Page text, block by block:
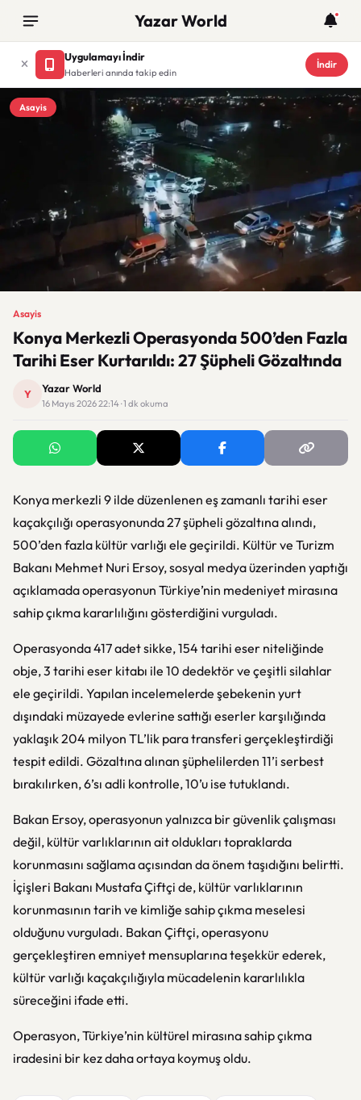
Yazar World
Uygulamayı İndir
Haberleri anında takip edin
İndir
Asayis
Asayis
Konya Merkezli Operasyonda 500’den Fazla
Tarihi Eser Kurtarıldı: 27 Şüpheli Gözaltında
Y Yazar World
16 Mayıs 2026 22:14 · 1 dk okuma
Konya merkezli 9 ilde düzenlenen eş zamanlı tarihi eser
kaçakçılığı operasyonunda 27 şüpheli gözaltına alındı,
500’den fazla kültür varlığı ele geçirildi. Kültür ve Turizm
Bakanı Mehmet Nuri Ersoy, sosyal medya üzerinden yaptığı
açıklamada operasyonun Türkiye’nin medeniyet mirasına
sahip çıkma kararlılığını gösterdiğini vurguladı.
Operasyonda 417 adet sikke, 154 tarihi eser niteliğinde
obje, 3 tarihi eser kitabı ile 10 dedektör ve çeşitli silahlar
ele geçirildi. Yapılan incelemelerde şebekenin yurt
dışındaki müzayede evlerine sattığı eserler karşılığında
yaklaşık 204 milyon TL’lik para transferi gerçekleştirdiği
tespit edildi. Gözaltına alınan şüphelilerden 11’i serbest
bırakılırken, 6’sı adli kontrolle, 10’u ise tutuklandı.
Bakan Ersoy, operasyonun yalnızca bir güvenlik çalışması
değil, kültür varlıklarının ait oldukları topraklarda
korunmasını sağlama açısından da önem taşıdığını belirtti.
İçişleri Bakanı Mustafa Çiftçi de, kültür varlıklarının
korunmasının tarih ve kimliğe sahip çıkma meselesi
olduğunu vurguladı. Bakan Çiftçi, operasyonu
gerçekleştiren emniyet mensuplarına teşekkür ederek,
kültür varlığı kaçakçılığıyla mücadelenin kararlılıkla
süreceğini ifade etti.
Operasyon, Türkiye’nin kültürel mirasına sahip çıkma
iradesini bir kez daha ortaya koymuş oldu.